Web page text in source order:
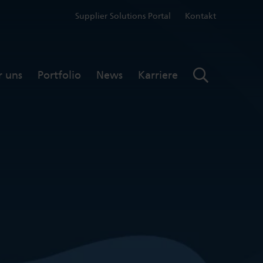
uns Portfolio News Karriere
Supplier Solutions Portal Kontakt